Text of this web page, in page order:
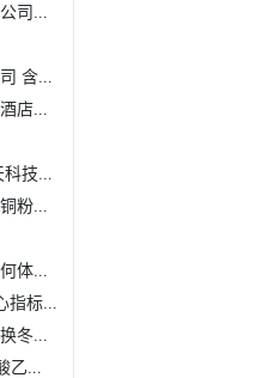
【环球财经】宝马集团：美国关税致公司盈利承压_快播报
焦点资讯：宁德时代在宜宾成立新公司 含物联网业务
酒店线上预订乱象调查：高级会员订酒店比普通会员还要贵 新动态
每日速讯：股价两天上涨29％！新天科技回应
有研粉材：公司布局开发的超细银包铜粉在光伏、电子行业有广...
每日讯息!“复利效应”在基金投资中如何体现？
焦点日报:美股异动 | Q3财报多项核心指标超预期 Spotify ...
时间有变！柳州市中心这一景点已切换冬春季模式，最新开放时...
观点：PriceSeek提醒：兖矿鲁南醋酸乙酯报价下调